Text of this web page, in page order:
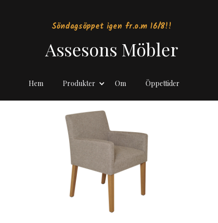
Söndagsöppet igen fr.o.m 16/8!!
Assesons Möbler
Hem Produkter Om Öppettider